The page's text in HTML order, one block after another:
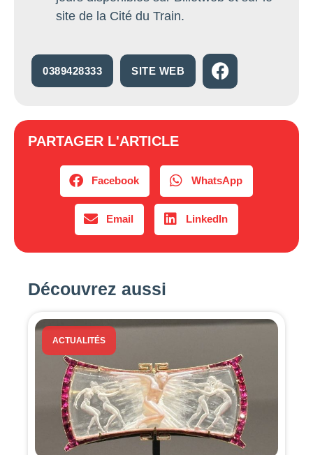
site de la Cité du Train.
0389428333 SITE WEB
PARTAGER L'ARTICLE
Facebook WhatsApp
Email LinkedIn
Découvrez aussi
ACTUALITÉS